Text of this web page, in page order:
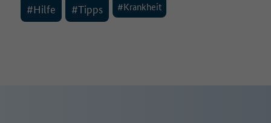
#Hilfe #Tipps #Krankheit